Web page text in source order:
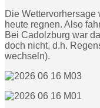
Die
heute regnen. Also
Bei Cadolzburg war
doch nicht, d.h.
wechseln).